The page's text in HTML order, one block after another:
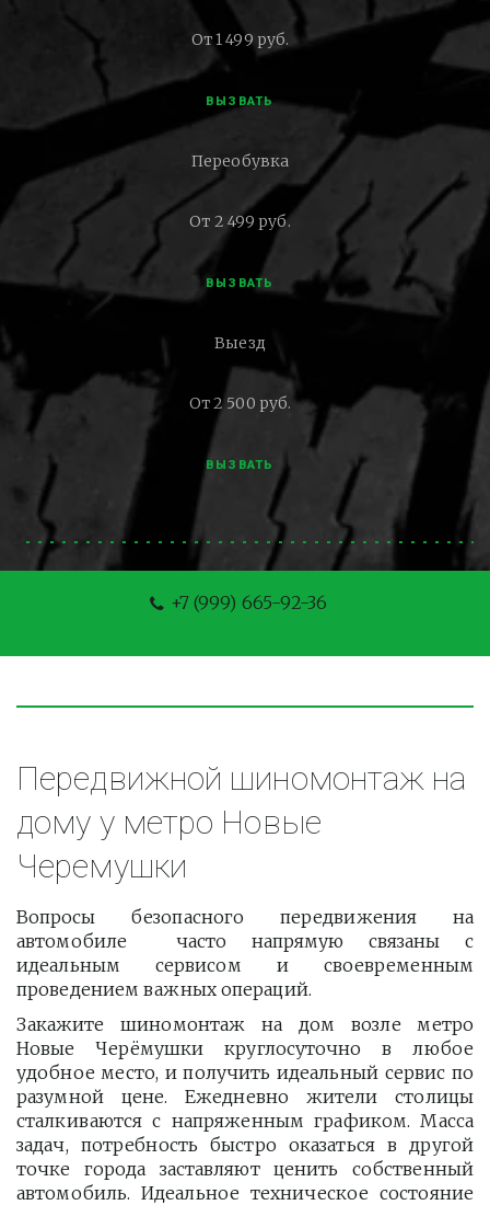
От 1 499 руб.
ВЫЗВАТЬ
Переобувка
От 2 499 руб.
ВЫЗВАТЬ
Выезд
От 2 500 руб.
ВЫЗВАТЬ
+7 (999) 665-92-36
Передвижной шиномонтаж на
дому у метро Новые
Черемушки
Вопросы безопасного передвижения на
автомобиле часто напрямую связаны с
идеальным сервисом и своевременным
проведением важных операций.
Закажите шиномонтаж на дом возле метро
Новые Черёмушки круглосуточно в любое
удобное место, и получить идеальный сервис по
разумной цене. Ежедневно жители столицы
сталкиваются с напряженным графиком. Масса
задач, потребность быстро оказаться в другой
точке города заставляют ценить собственный
автомобиль. Идеальное техническое состояние